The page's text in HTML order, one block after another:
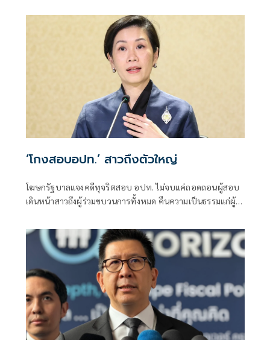
เจ้าของเป็นผู้ต้องหาร่วม
‘โกงสอบอปท.’ สาวถึงตัวใหญ่
โฆษกรัฐบาลแจงคดีทุจริตสอบ อปท. ไม่จบแค่ถอดถอนผู้สอบ
เดินหน้าสาวถึงผู้ร่วมขบวนการทั้งหมด คืนความเป็นธรรมแก่ผู้
ประชาชนต่อระบบการสอบเข้ารับราชการทุกระดับ